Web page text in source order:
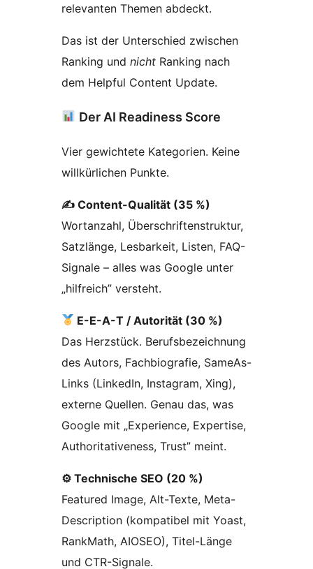
relevanten Themen abdeckt.
Das ist der Unterschied zwischen
Ranking und nicht Ranking nach
dem Helpful Content Update.
Der AI Readiness Score
Vier gewichtete Kategorien. Keine
willkürlichen Punkte.
✍ Content-Qualität (35 %)
Wortanzahl, Überschriftenstruktur,
Satzlänge, Lesbarkeit, Listen, FAQ-
Signale – alles was Google unter
„hilfreich” versteht.
E-E-A-T / Autorität (30 %)
Das Herzstück. Berufsbezeichnung
des Autors, Fachbiografie, SameAs-
Links (LinkedIn, Instagram, Xing),
externe Quellen. Genau das, was
Google mit „Experience, Expertise,
Authoritativeness, Trust” meint.
⚙ Technische SEO (20 %)
Featured Image, Alt-Texte, Meta-
Description (kompatibel mit Yoast,
RankMath, AIOSEO), Titel-Länge
und CTR-Signale.